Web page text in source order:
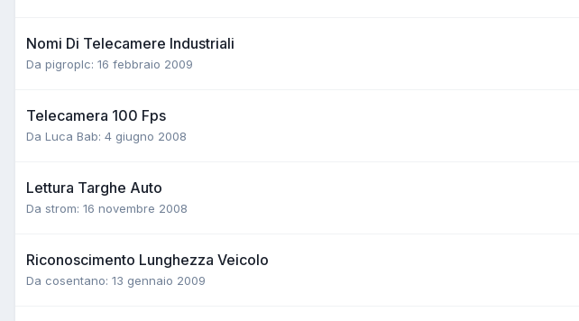
Nomi Di Telecamere Industriali
Da pigroplc: 16 febbraio 2009
Telecamera 100 Fps
Da Luca Bab: 4 giugno 2008
Lettura Targhe Auto
Da strom: 16 novembre 2008
Riconoscimento Lunghezza Veicolo
Da cosentano: 13 gennaio 2009